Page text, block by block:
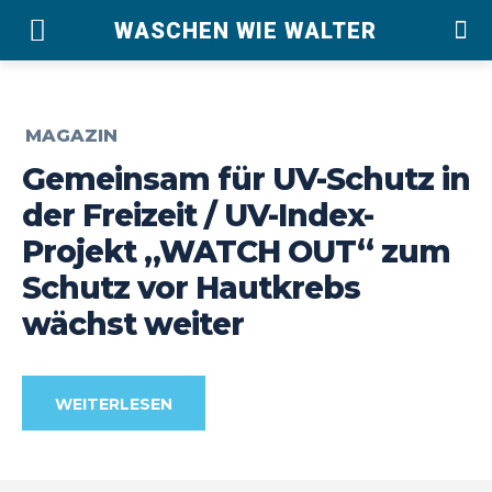
WASCHEN WIE WALTER
MAGAZIN
Gemeinsam für UV-Schutz in
der Freizeit / UV-Index-
Projekt „WATCH OUT“ zum
Schutz vor Hautkrebs
wächst weiter
WEITERLESEN